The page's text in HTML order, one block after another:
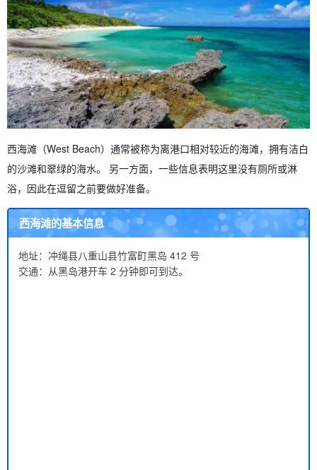
西海滩（West Beach）通常被称为离港口相对较近的海滩，拥有洁白
的沙滩和翠绿的海水。 另一方面，一些信息表明这里没有厕所或淋
浴，因此在逗留之前要做好准备。
西海滩的基本信息
地址：冲绳县八重山县竹富町黑岛 412 号
交通：从黑岛港开车 2 分钟即可到达。